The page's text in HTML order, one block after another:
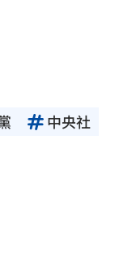
中央社